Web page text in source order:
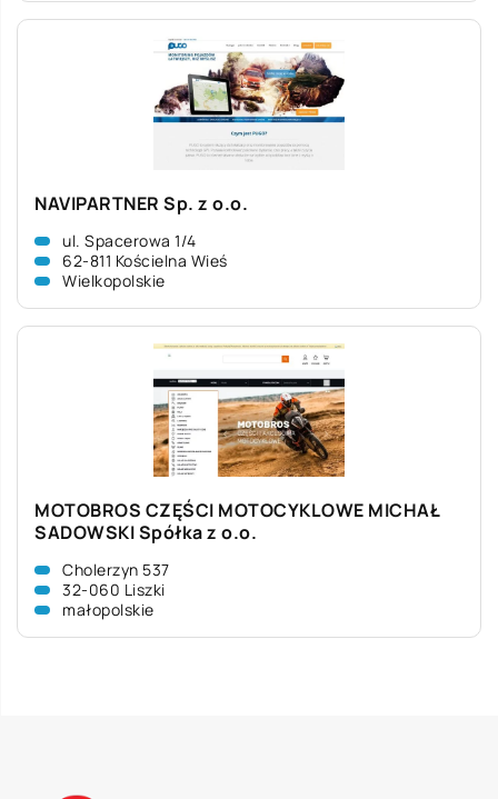
NAVIPARTNER Sp. z o.o.
ul. Spacerowa 1/4
62-811 Kościelna Wieś
Wielkopolskie
MOTOBROS CZĘŚCI MOTOCYKLOWE MICHAŁ
SADOWSKI Spółka z o.o.
Cholerzyn 537
32-060 Liszki
małopolskie